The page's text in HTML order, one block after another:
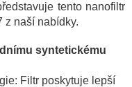
tento nanofiltr
z naší nabídky.
syntetickému
Filtr poskytuje lepší